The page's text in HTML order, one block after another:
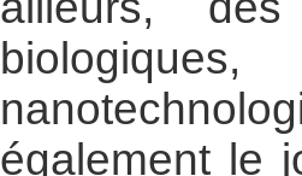
également le